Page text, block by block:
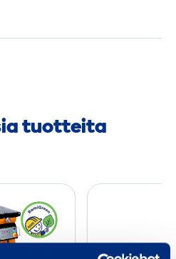
tuotteita